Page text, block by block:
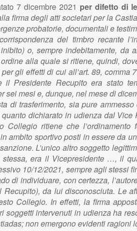
7 dicembre 2021 per difetto di
firma degli atti societari per la
probatorie, documentali e
del timbro recante
o, sempre indebitamente, da
alla quale si ritiene, quindi,
gli effetti di cui all’art. 89,
Presidente Recupito era stato
sei mesi e, dunque, nel mese di
di trasferimento, sia pure
dichiarato in udienza dal
ritiene che
ambito sportivo posti in essere da
L’unico altro soggetto
era il Vicepresidente …, il
10/12/2021, sempre agli
di individuare, con certezza,
da lui disconosciuta. Le
Collegio. In effetti, la firma
intervenuti in udienza ha
non emergono evidenti